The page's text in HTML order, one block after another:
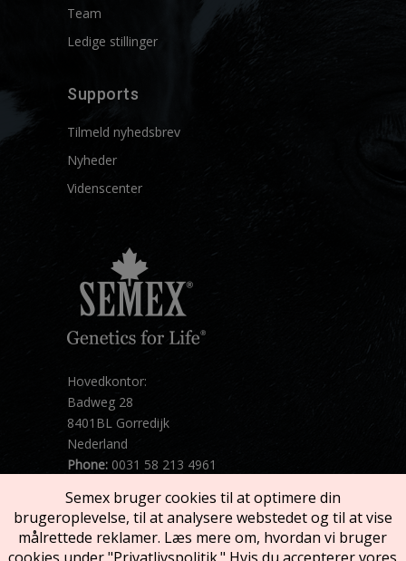
Team
Ledige stillinger
Supports
Tilmeld nyhedsbrev
Nyheder
Videnscenter
Hovedkontor:
Badweg 28
8401BL Gorredijk
Nederland
Phone: 0031 58 213 4961
Retninger
Semex bruger cookies til at optimere din
brugeroplevelse, til at analysere webstedet og til at vise
målrettede reklamer. Læs mere om, hvordan vi bruger